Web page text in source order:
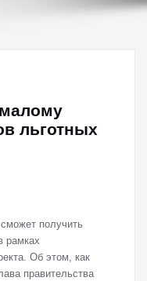
льготных
получить
рамках
Об этом, как
правительства